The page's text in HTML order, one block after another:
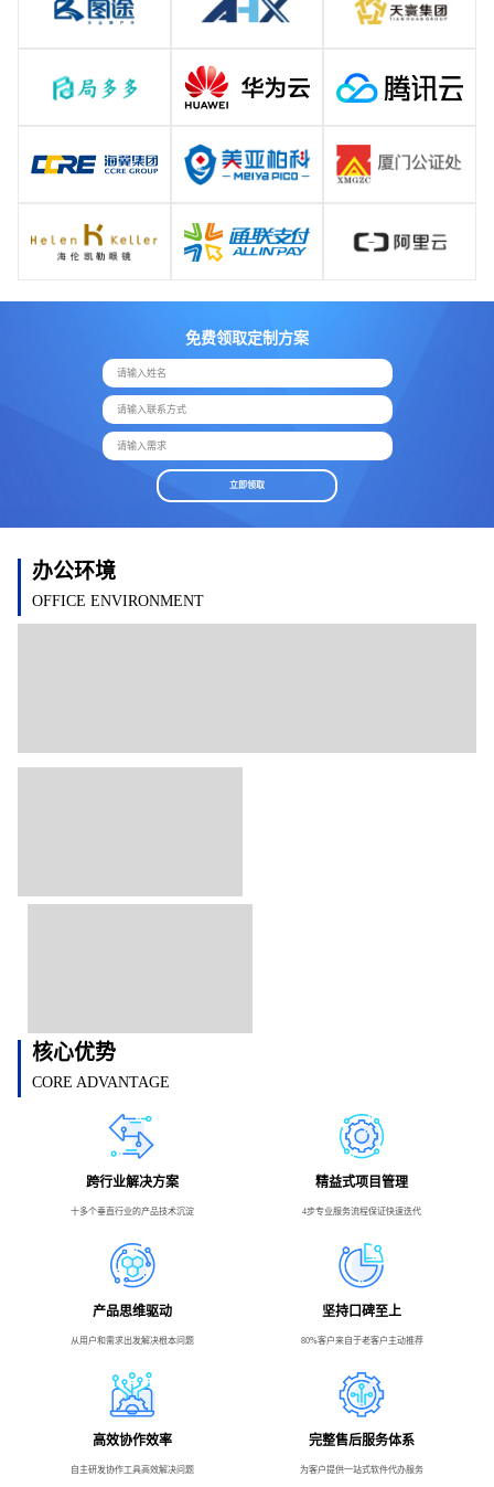
免费领取定制方案
请输入姓名
请输入联系方式
请输入需求
立即领取
办公环境
OFFICE ENVIRONMENT
核心优势
CORE ADVANTAGE
跨行业解决方案
十多个垂直行业的产品技术沉淀
精益式项目管理
4步专业服务流程保证快速迭代
产品思维驱动
从用户和需求出发解决根本问题
坚持口碑至上
80%客户来自于老客户主动推荐
高效协作效率
自主研发协作工具高效解决问题
完整售后服务体系
为客户提供一站式软件代办服务